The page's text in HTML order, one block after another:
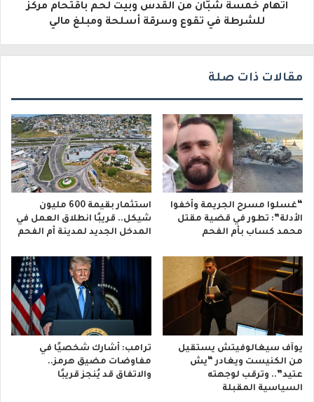
اتّهام خمسة شبّان من القدس وبيت لحم باقتحام مركز
للشرطة في تقوع وسرقة أسلحة ومبلغ مالي
مقالات ذات صلة
“غسلوا مسرح الجريمة وأخفوا
الأدلة”: تطور في قضية مقتل
محمد كساب بأم الفحم
استثمار بقيمة 600 مليون
شيكل.. قريبًا انطلاق العمل في
المدخل الجديد لمدينة أم الفحم
يوآف سيغالوفيتش يستقيل
من الكنيست ويغادر “يش
عتيد”.. وترقب لوجهته
السياسية المقبلة
ترامب: أشارك شخصيًا في
مفاوضات مضيق هرمز..
والاتفاق قد يُنجز قريبًا